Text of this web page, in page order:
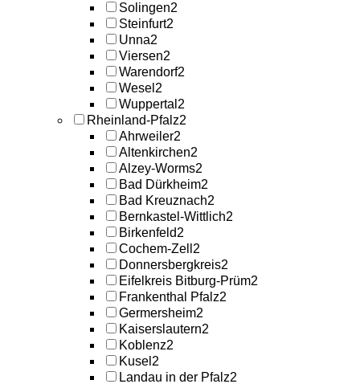
Solingen2
Steinfurt2
Unna2
Viersen2
Warendorf2
Wesel 2
Wuppertal 2
Rheinland-Pfalz2
Ahrweiler2
Altenkirchen2
Alzey-Worms2
Bad Dürkheim2
Bad Kreuznach2
Bernkastel-Wittlich2
Birkenfeld2
Cochem-Zell 2
Donnersbergkreis2
Eifelkreis Bitburg-Prüm2
Frankenthal Pfalz2
Germersheim2
Kaiserslautern2
Koblenz2
Kusel 2
Landau in der Pfalz2